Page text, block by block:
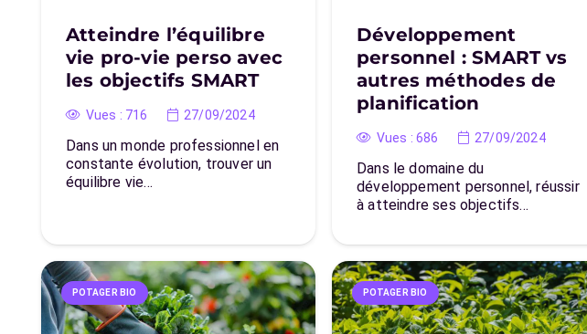
Atteindre l’équilibre
vie pro-vie perso avec
les objectifs SMART
Vues : 716 27/09/2024
Dans un monde professionnel en
constante évolution, trouver un
équilibre vie…
Développement
personnel : SMART vs
autres méthodes de
planification
Vues :686 27/09/2024
Dans le domaine du
développement personnel, réussir
à atteindre ses objectifs…
POTAGER BIO POTAGER BIO